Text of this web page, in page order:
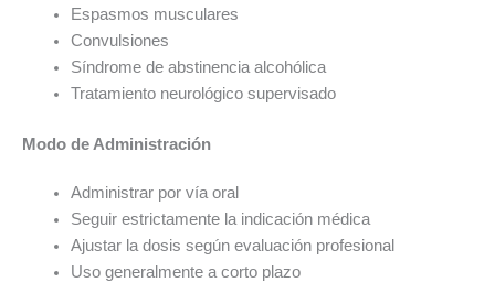
Espasmos musculares
Convulsiones
Síndrome de abstinencia alcohólica
Tratamiento neurológico supervisado
Modo de Administración
Administrar por vía oral
Seguir estrictamente la indicación médica
Ajustar la dosis según evaluación profesional
Uso generalmente a corto plazo